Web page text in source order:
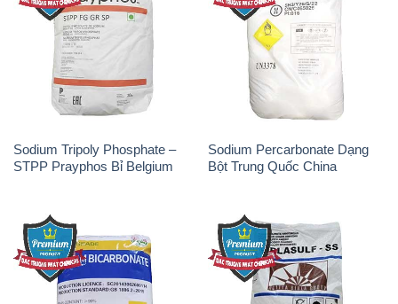
Sodium Tripoly Phosphate –
STPP Prayphos Bỉ Belgium
Sodium Percarbonate Dạng
Bột Trung Quốc China